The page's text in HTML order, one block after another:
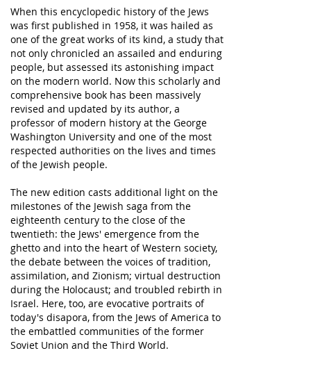
When this encyclopedic history of the Jews
was first published in 1958, it was hailed as
one of the great works of its kind, a study that
not only chronicled an assailed and enduring
people, but assessed its astonishing impact
on the modern world. Now this scholarly and
comprehensive book has been massively
revised and updated by its author, a
professor of modern history at the George
Washington University and one of the most
respected authorities on the lives and times
of the Jewish people.
The new edition casts additional light on the
milestones of the Jewish saga from the
eighteenth century to the close of the
twentieth: the Jews' emergence from the
ghetto and into the heart of Western society,
the debate between the voices of tradition,
assimilation, and Zionism; virtual destruction
during the Holocaust; and troubled rebirth in
Israel. Here, too, are evocative portraits of
today's disapora, from the Jews of America to
the embattled communities of the former
Soviet Union and the Third World.